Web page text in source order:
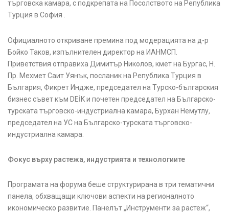
търговска камара, с подкрепата на Посолството на Република
Турция в София .
Официалното откриване премина под модерацията на д-р
Бойко Таков, изпълнителен директор на ИАНМСП.
Приветствия отправиха Димитър Николов, кмет на Бургас, Н.
Пр. Мехмет Саит Уянък, посланик на Република Турция в
България, Фикрет Индже, председател на Турско-българския
бизнес съвет към DEİK и почетен председател на Българско-
турската търговско-индустриална камара, Бурхан Немутлу,
председател на УС на Българско-турската търговско-
индустриална камара.
Фокус върху растежа, индустрията и технологиите
Програмата на форума беше структурирана в три тематични
панела, обхващащи ключови аспекти на регионалното
икономическо развитие. Панелът „Инструменти за растеж“,